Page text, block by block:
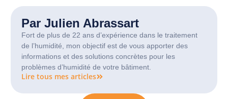
Par Julien Abrassart
Fort de plus de 22 ans d’expérience dans le traitement
de l’humidité, mon objectif est de vous apporter des
informations et des solutions concrètes pour les
problèmes d’humidité de votre bâtiment.
Lire tous mes articles